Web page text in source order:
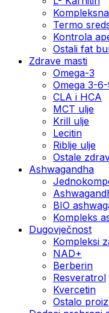
Termo
Kontrola
Ostali fat
Zdrave masti
Omega-3
Omega 3-
CLA i HCA
MCT ulje
Krill ulje
Lecitin
Riblje ulje
Ostale
Ashwagandha
BIO
Kompleks
Dugovječnost
Kompleksi
NAD+
Berberin
Resveratrol
Kvercetin
Ostalo